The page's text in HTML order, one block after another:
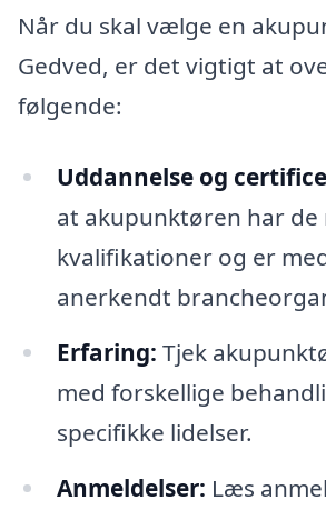
Når du skal vælge en
Gedved, er det vigtigt at
følgende:
Uddannelse og
at akupunktøren har de
kvalifikationer og er
anerkendt
Erfaring: Tjek
med forskellige
specifikke lidelser.
Anmeldelser: Læs